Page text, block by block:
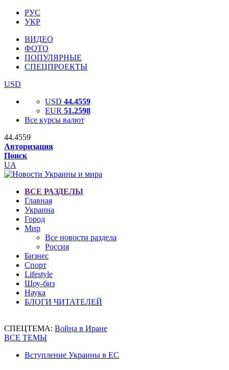
РУС
УКР
ВИДЕО
ФОТО
ПОПУЛЯРНЫЕ
СПЕЦПРОЕКТЫ
USD
USD 44.4559
EUR 51.2598
Все курсы валют
44.4559
Авторизация
Поиск
UA
ВСЕ РАЗДЕЛЫ
Главная
Украина
Город
Мир
Все новости раздела
Россия
Бизнес
Спорт
Lifestyle
Шоу-биз
Наука
БЛОГИ ЧИТАТЕЛЕЙ
СПЕЦТЕМА: Война в Иране
ВСЕ ТЕМЫ
Вступление Украины в ЕС